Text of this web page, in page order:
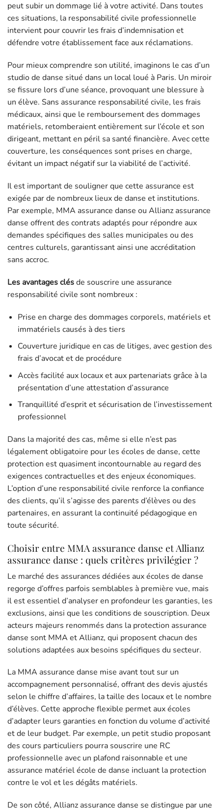
peut subir un dommage lié à votre activité. Dans toutes
ces situations, la responsabilité civile professionnelle
intervient pour couvrir les frais d’indemnisation et
défendre votre établissement face aux réclamations.
Pour mieux comprendre son utilité, imaginons le cas d’un
studio de danse situé dans un local loué à Paris. Un miroir
se fissure lors d’une séance, provoquant une blessure à
un élève. Sans assurance responsabilité civile, les frais
médicaux, ainsi que le remboursement des dommages
matériels, retomberaient entièrement sur l’école et son
dirigeant, mettant en péril sa santé financière. Avec cette
couverture, les conséquences sont prises en charge,
évitant un impact négatif sur la viabilité de l’activité.
Il est important de souligner que cette assurance est
exigée par de nombreux lieux de danse et institutions.
Par exemple, MMA assurance danse ou Allianz assurance
danse offrent des contrats adaptés pour répondre aux
demandes spécifiques des salles municipales ou des
centres culturels, garantissant ainsi une accréditation
sans accroc.
Les avantages clésde souscrire une assurance
responsabilité civile sont nombreux :
Prise en charge des dommages corporels, matériels et
immatériels causés à des tiers
Couverture juridique en cas de litiges, avec gestion des
frais d’avocat et de procédure
Accès facilité aux locaux et aux partenariats grâce à la
présentation d’une attestation d’assurance
Tranquillité d’esprit et sécurisation de l’investissement
professionnel
Dans la majorité des cas, même si elle n’est pas
légalement obligatoire pour les écoles de danse, cette
protection est quasiment incontournable au regard des
exigences contractuelles et des enjeux économiques.
L’option d’une responsabilité civile renforce la confiance
des clients, qu’il s’agisse des parents d’élèves ou des
partenaires, en assurant la continuité pédagogique en
toute sécurité.
Choisir entre MMA assurance danse et Allianz
assurance danse : quels critères privilégier ?
Le marché des assurances dédiées aux écoles de danse
regorge d’offres parfois semblables à première vue, mais
il est essentiel d’analyser en profondeur les garanties, les
exclusions, ainsi que les conditions de souscription. Deux
acteurs majeurs renommés dans la protection assurance
danse sont MMA et Allianz, qui proposent chacun des
solutions adaptées aux besoins spécifiques du secteur.
La MMA assurance danse mise avant tout sur un
accompagnement personnalisé, offrant des devis ajustés
selon le chiffre d’affaires, la taille des locaux et le nombre
d’élèves. Cette approche flexible permet aux écoles
d’adapter leurs garanties en fonction du volume d’activité
et de leur budget. Par exemple, un petit studio proposant
des cours particuliers pourra souscrire une RC
professionnelle avec un plafond raisonnable et une
assurance matériel école de danse incluant la protection
contre le vol et les dégâts matériels.
De son côté, Allianz assurance danse se distingue par une